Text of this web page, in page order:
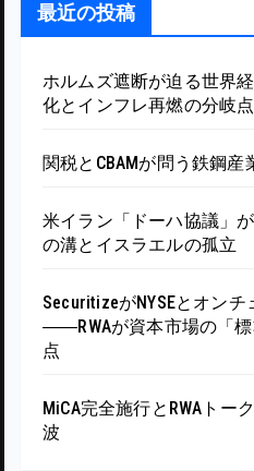
最近の投稿
ホルムズ遮断が迫る世界
化とインフレ再燃の分岐点
関税とCBAMが問う鉄鋼
米イラン「ドーハ協議」
の溝とイスラエルの孤立
SecuritizeがNYSEとオン
――RWAが資本市場の「
点
MiCA完全施行とRWAトー
波